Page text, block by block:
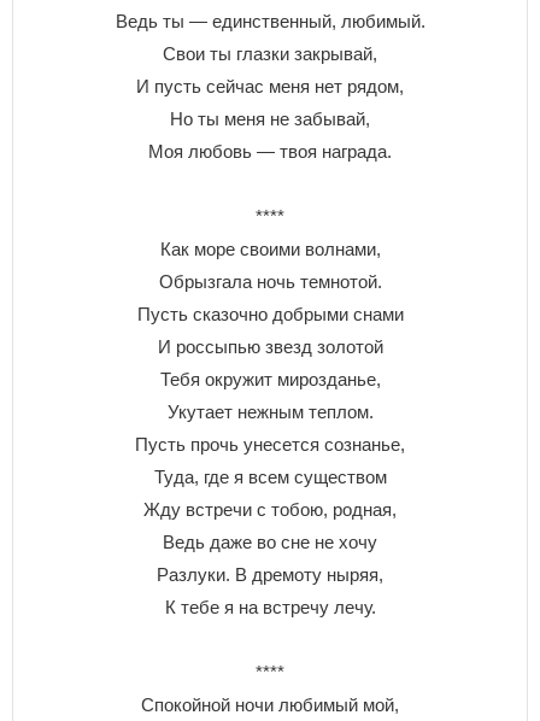
Ведь ты — единственный, любимый.
Свои ты глазки закрывай,
И пусть сейчас меня нет рядом,
Но ты меня не забывай,
Моя любовь — твоя награда.
****
Как море своими волнами,
Обрызгала ночь темнотой.
Пусть сказочно добрыми снами
И россыпью звезд золотой
Тебя окружит мирозданье,
Укутает нежным теплом.
Пусть прочь унесется сознанье,
Туда, где я всем существом
Жду встречи с тобою, родная,
Ведь даже во сне не хочу
Разлуки. В дремоту ныряя,
К тебе я на встречу лечу.
****
Спокойной ночи любимый мой,